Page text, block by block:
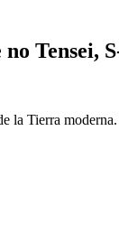
Tensei,
Tierra